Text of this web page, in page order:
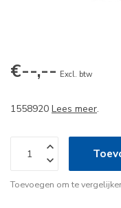
€--,-- Excl. btw
1558920 Lees meer.
Toevoegen om te